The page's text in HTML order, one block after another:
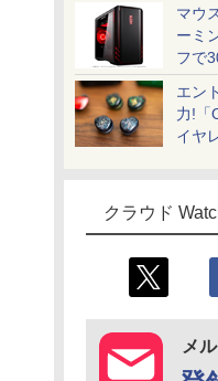
マウ
ーミ
フで
エン
力!「
イヤ
クラウド
メ